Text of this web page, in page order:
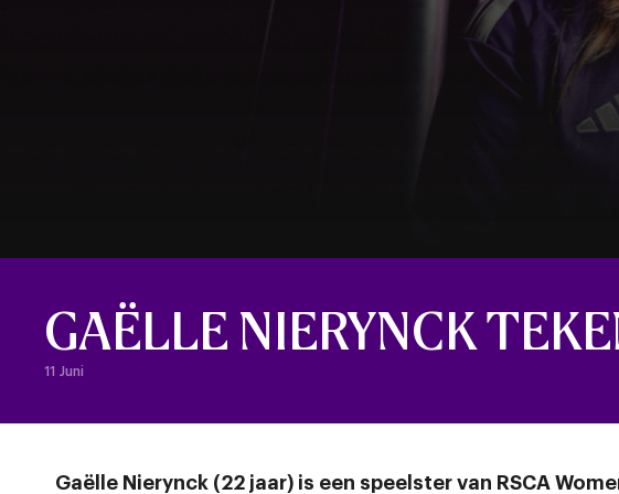
GAËLLE NIERYNCK
11 Juni
Gaëlle Nierynck (22 jaar) is een speelster van RSCA